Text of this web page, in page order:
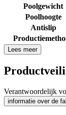
Poolgewicht
Poolhoogte
Antislip
Lees meer
Verantwoordelijk
informatie over de